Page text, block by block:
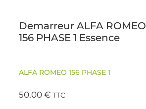
Demarreur ALFA ROMEO
156 PHASE 1 Essence
ALFA ROMEO 156 PHASE 1
50,00€ TTC